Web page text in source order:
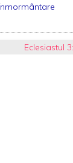
Eclesiastul